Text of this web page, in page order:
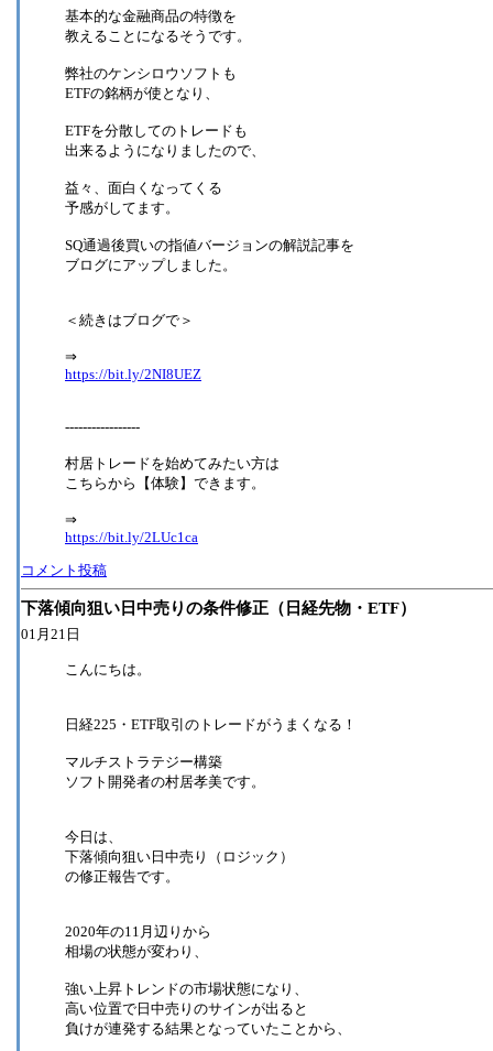
基本的な金融商品の特徴を
教えることになるそうです。
弊社のケンシロウソフトも
ETFの銘柄が使となり、
ETFを分散してのトレードも
出来るようになりましたので、
益々、面白くなってくる
予感がしてます。
SQ通過後買いの指値バージョンの解説記事を
ブログにアップしました。
＜続きはブログで＞
⇒
https://bit.ly/2NI8UEZ
-----------------
村居トレードを始めてみたい方は
こちらから【体験】できます。
⇒
https://bit.ly/2LUc1ca
コメント投稿
下落傾向狙い日中売りの条件修正（日経先物・ETF）
01月21日
こんにちは。
日経225・ETF取引のトレードがうまくなる！
マルチストラテジー構築
ソフト開発者の村居孝美です。
今日は、
下落傾向狙い日中売り（ロジック）
の修正報告です。
2020年の11月辺りから
相場の状態が変わり、
強い上昇トレンドの市場状態になり、
高い位置で日中売りのサインが出ると
負けが連発する結果となっていたことから、